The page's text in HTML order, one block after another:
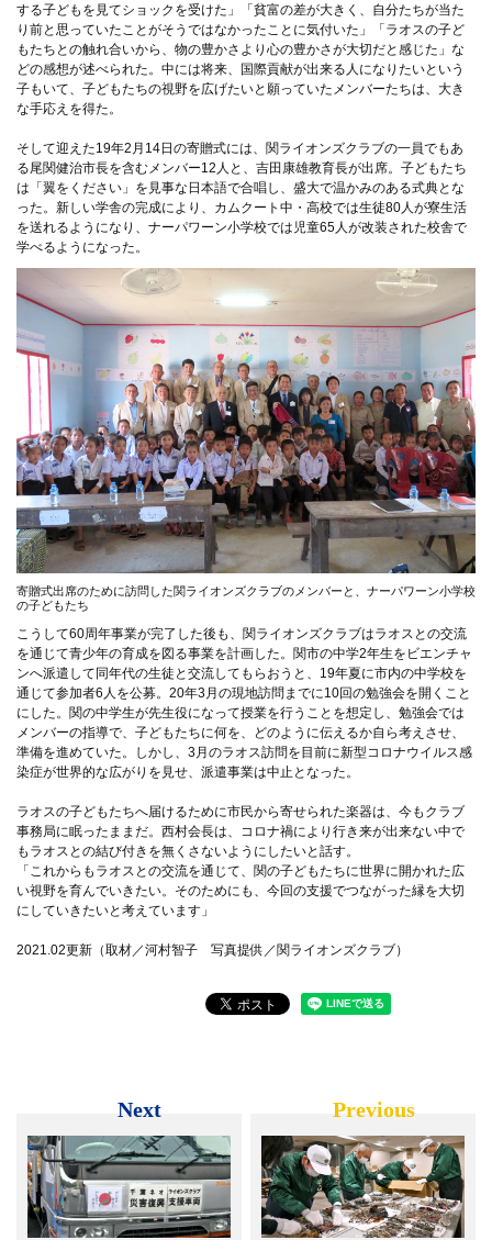
する子どもを見てショックを受けた」「貧富の差が大きく、自分たちが当た
り前と思っていたことがそうではなかったことに気付いた」「ラオスの子ど
もたちとの触れ合いから、物の豊かさより心の豊かさが大切だと感じた」な
どの感想が述べられた。中には将来、国際貢献が出来る人になりたいという
子もいて、子どもたちの視野を広げたいと願っていたメンバーたちは、大き
な手応えを得た。
そして迎えた19年2月14日の寄贈式には、関ライオンズクラブの一員でもあ
る尾関健治市長を含むメンバー12人と、吉田康雄教育長が出席。子どもたち
は「翼をください」を見事な日本語で合唱し、盛大で温かみのある式典とな
った。新しい学舎の完成により、カムクート中・高校では生徒80人が寮生活
を送れるようになり、ナーパワーン小学校では児童65人が改装された校舎で
学べるようになった。
寄贈式出席のために訪問した関ライオンズクラブのメンバーと、ナーパワーン小学校
の子どもたち
こうして60周年事業が完了した後も、関ライオンズクラブはラオスとの交流
を通じて青少年の育成を図る事業を計画した。関市の中学2年生をビエンチャ
ンへ派遣して同年代の生徒と交流してもらおうと、19年夏に市内の中学校を
通じて参加者6人を公募。20年3月の現地訪問までに10回の勉強会を開くこと
にした。関の中学生が先生役になって授業を行うことを想定し、勉強会では
メンバーの指導で、子どもたちに何を、どのように伝えるか自ら考えさせ、
準備を進めていた。しかし、3月のラオス訪問を目前に新型コロナウイルス感
染症が世界的な広がりを見せ、派遣事業は中止となった。
ラオスの子どもたちへ届けるために市民から寄せられた楽器は、今もクラブ
事務局に眠ったままだ。西村会長は、コロナ禍により行き来が出来ない中で
もラオスとの結び付きを無くさないようにしたいと話す。
「これからもラオスとの交流を通じて、関の子どもたちに世界に開かれた広
い視野を育んでいきたい。そのためにも、今回の支援でつながった縁を大切
にしていきたいと考えています」
2021.02更新（取材／河村智子 写真提供／関ライオンズクラブ）
Next Previous